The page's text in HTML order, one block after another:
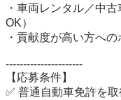
・車両レンタル／中
OK）
・貢献度が高い方へ
----------------------
【応募条件】
✅ 普通自動車免許を